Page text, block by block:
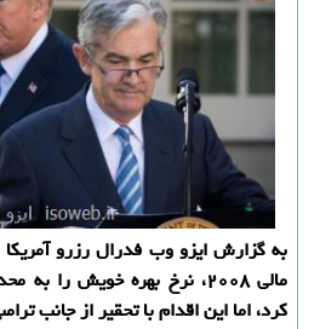
به گزارش ایزو وب فدرال رزرو آمریكا
كرد، اما این اقدام با تحقیر از جانب